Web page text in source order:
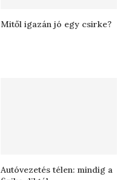
Mitől igazán jó egy csirke?
Autóvezetés télen: mindig a